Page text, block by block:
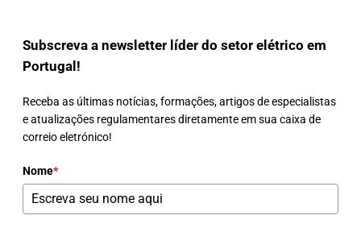
Subscreva a newsletter líder do setor elétrico em
Portugal!
Receba as últimas notícias, formações, artigos de especialistas
e atualizações regulamentares diretamente em sua caixa de
correio eletrónico!
Nome*